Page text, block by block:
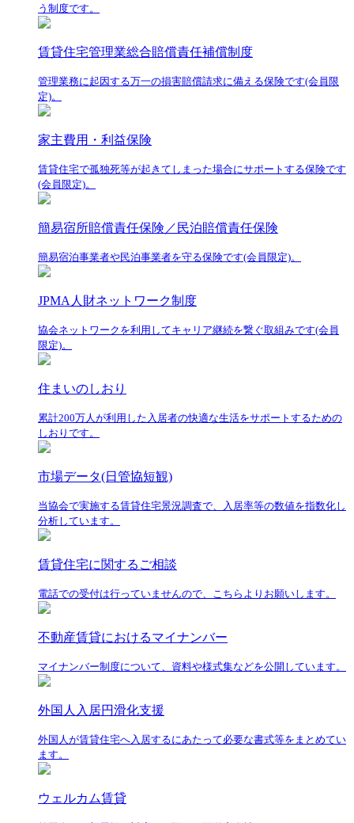
う制度です。
賃貸住宅管理業総合賠償責任補償制度
管理業務に起因する万一の損害賠償請求に備える保険です(会員限
定)。
家主費用・利益保険
賃貸住宅で孤独死等が起きてしまった場合にサポートする保険です
(会員限定)。
簡易宿所賠償責任保険／民泊賠償責任保険
簡易宿泊事業者や民泊事業者を守る保険です(会員限定)。
JPMA人財ネットワーク制度
協会ネットワークを利用してキャリア継続を繋ぐ取組みです(会員
限定)。
住まいのしおり
累計200万人が利用した入居者の快適な生活をサポートするための
しおりです。
市場データ(日管協短観)
当協会で実施する賃貸住宅景況調査で、入居率等の数値を指数化し
分析しています。
賃貸住宅に関するご相談
電話での受付は行っていませんので、こちらよりお願いします。
不動産賃貸におけるマイナンバー
マイナンバー制度について、資料や様式集などを公開しています。
外国人入居円滑化支援
外国人が賃貸住宅へ入居するにあたって必要な書式等をまとめてい
ます。
ウェルカム賃貸